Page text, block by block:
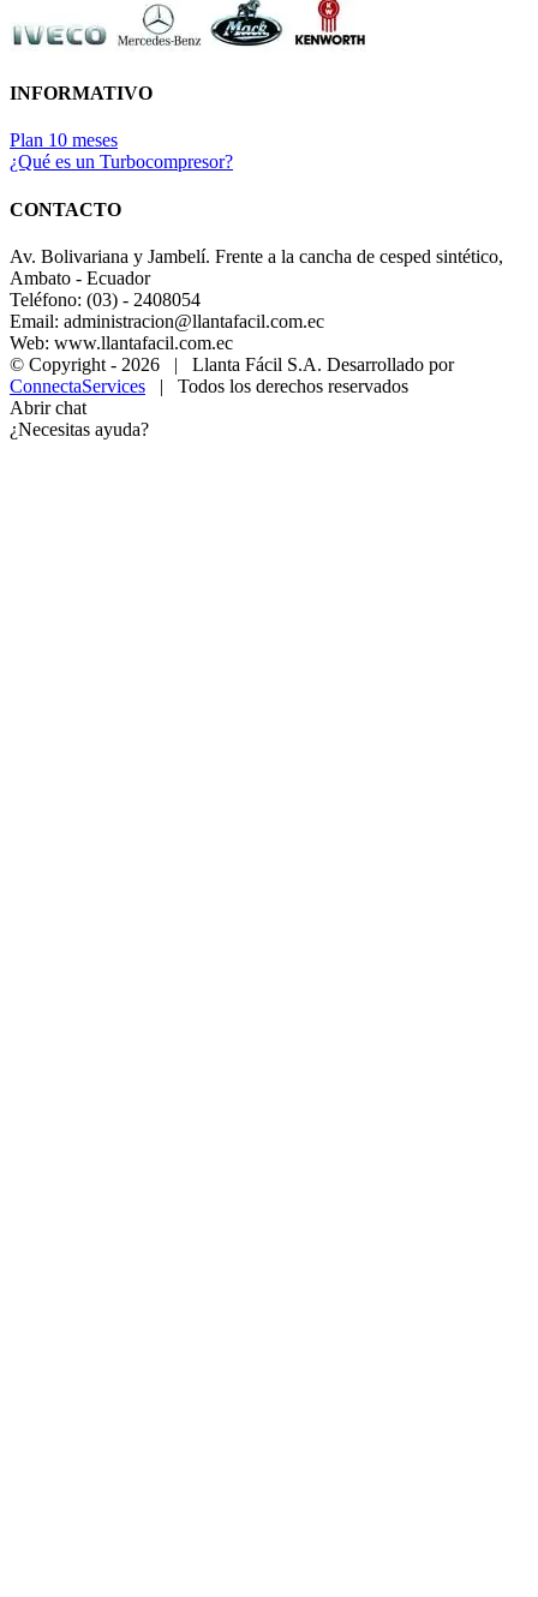
INFORMATIVO
Plan 10 meses
¿Qué es un Turbocompresor?
CONTACTO
Av. Bolivariana y Jambelí. Frente a la cancha de cesped sintético,
Ambato - Ecuador
Teléfono: (03) - 2408054
Email: administracion@llantafacil.com.ec
Web: www.llantafacil.com.ec
© Copyright - 2026 | Llanta Fácil S.A. Desarrollado por
ConnectaServices | Todos los derechos reservados
Abrir chat
¿Necesitas ayuda?